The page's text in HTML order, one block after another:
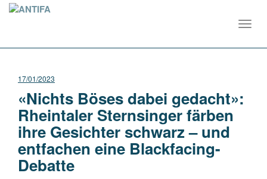
17/01/2023
«Nichts Böses dabei gedacht»:
Rheintaler Sternsinger färben
ihre Gesichter schwarz – und
entfachen eine Blackfacing-
Debatte